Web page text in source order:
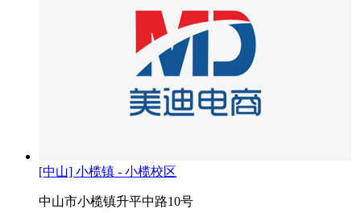
[中山] 小榄镇 - 小榄校区
中山市小榄镇升平中路10号